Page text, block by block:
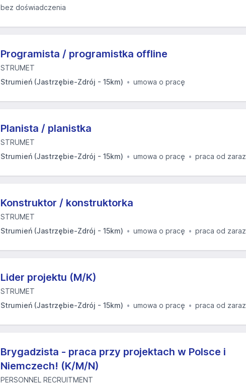
bez doświadczenia
Programista / programistka offline
STRUMET
Strumień (Jastrzębie-Zdrój - 15km)
umowa o pracę
Planista / planistka
STRUMET
Strumień (Jastrzębie-Zdrój - 15km)
umowa o pracę praca od zaraz
Konstruktor / konstruktorka
STRUMET
Strumień (Jastrzębie-Zdrój - 15km)
umowa o pracę praca od zaraz
Lider projektu (M/K)
STRUMET
Strumień (Jastrzębie-Zdrój - 15km)
umowa o pracę praca od zaraz
Brygadzista - praca przy projektach w Polsce i
Niemczech! (K/M/N)
PERSONNEL RECRUITMENT